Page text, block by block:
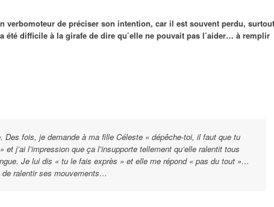
verbomoteur de préciser son intention, car il est souvent perdu, surtout
difficile à la girafe de dire qu’elle ne pouvait pas l’aider… à remplir
Des fois, je demande à ma fille Céleste « dépêche-toi, il faut que tu
j’ai l’impression que ça l’insupporte tellement qu’elle ralentit tous
Je lui dis « tu le fais exprès » et elle me répond « pas du tout »…
de ralentir ses mouvements…